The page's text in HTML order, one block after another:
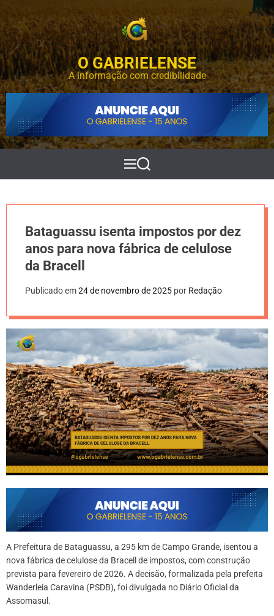
k
p
t
o
c
o
n
t
e
O GABRIELENSE
A informação com credibilidade
M
e
P
e
s
r
Bataguassu isenta impostos por dez
anos para nova fábrica de celulose
da Bracell
Publicado em24 de novembro de 2025 por Redação
A Prefeitura de Bataguassu, a 295 km de Campo Grande, isentou a
nova fábrica de celulose da Bracell de impostos, com construção
prevista para fevereiro de 2026. A decisão, formalizada pela prefeita
Wanderleia Caravina (PSDB), foi divulgada no Diário Oficial da
Assomasul.